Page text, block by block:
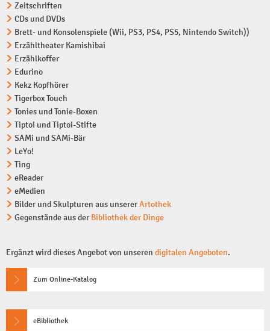
Lernen & Arbeiten
Mediengeschenke
Zeitschriften
CDs und DVDs
Brett- und Konsolenspiele (Wii, PS3, PS4, PS5, Nintendo Switch))
Erzähltheater Kamishibai
Erzählkoffer
Edurino
Kekz Kopfhörer
Tigerbox Touch
Tonies und Tonie-Boxen
Tiptoi und Tiptoi-Stifte
SAMi und SAMi-Bär
LeYo!
Ting
eReader
eMedien
Bilder und Skulpturen aus unsererArtothek
Gegenstände aus derBibliothek der Dinge
Ergänzt wird dieses Angebot von unseren digitalen Angeboten.
Zum Online-Katalog
eBibliothek